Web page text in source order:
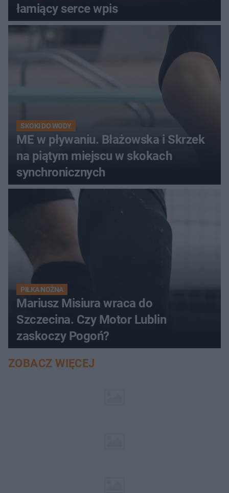
łamiący serce wpis
SKOKI DO WODY
ME w pływaniu. Błażowska i Skrzek
na piątym miejscu w skokach
synchronicznych
PIŁKA NOŻNA
Mariusz Misiura wraca do
Szczecina. Czy Motor Lublin
zaskoczy Pogoń?
ZOBACZ WIĘCEJ